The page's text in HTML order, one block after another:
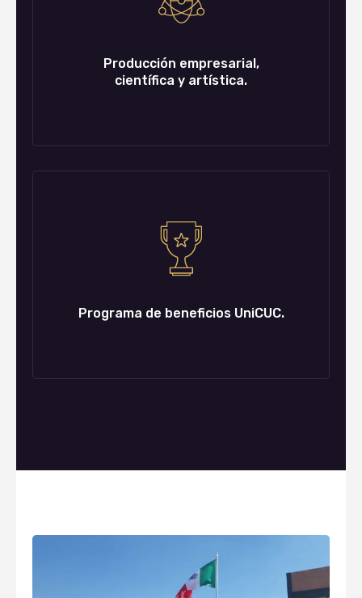
Producción empresarial,
científica y artística.
Programa de beneficios UniCUC.